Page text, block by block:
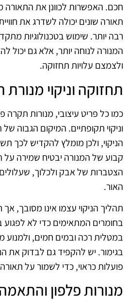
חכם. האפשרות לכוונן את התאורה
תאורה שונים יכולה לשדרג את
רבה יותר. שימוש בטכנולוגיות
המנורה לנוחה יותר, אלא גם יכול
ולצמצם עלויות תחזוקה.
תחזוקה וניקוי
כמו כל פריט עיצובי, מנורות תקרה
וניקוי תקופתיים. המיקום הגבוה
הניקוי, ולכן מומלץ להקדיש לכך
קבוע של המנורה יבטיח שמירה
הצטברות של אבק ולכלוך,
האור.
תהליך הניקוי עצמו אינו מסובך,
בחומרים המתאימים כדי לא
במטלית רכה ובמים חמים, ולמנוע
בגימור. יש להקפיד גם לבדוק את
פועלות כראוי, כדי לשמור על
מנורות פלפון